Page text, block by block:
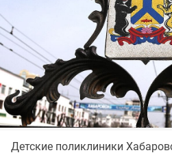
Детские поликлиники